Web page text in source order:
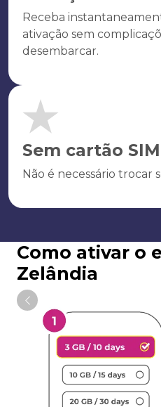
Receba
ativação sem
desembarcar.
Sem cartão SIM
Não é necessário trocar
Como ativar o
Zelândia